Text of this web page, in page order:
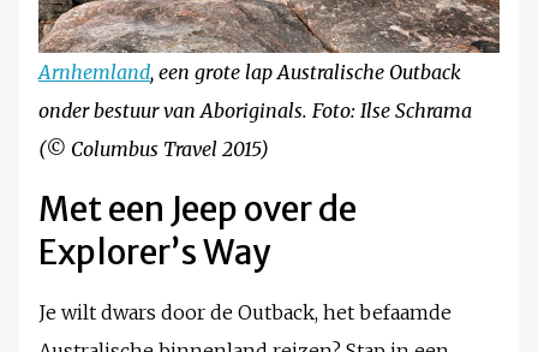
Arnhemland, een grote lap Australische Outback
onder bestuur van Aboriginals. Foto: Ilse Schrama
(© Columbus Travel 2015)
Met een Jeep over de
Explorer’s Way
Je wilt dwars door de Outback, het befaamde